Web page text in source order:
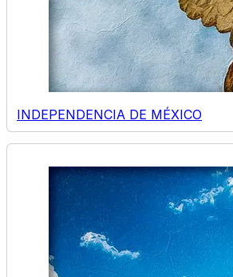
INDEPENDENCIA DE MÉXICO